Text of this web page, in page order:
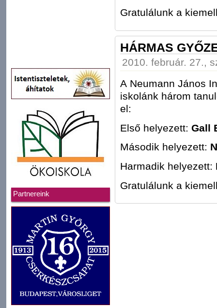
Partnereink
Gratulálunk a
HÁRMAS
2010. február. 27.,
A Neumann János
iskolánk három
el:
Első helyezett: Gall
Második helyezett:
Harmadik helyezett:
Gratulálunk a